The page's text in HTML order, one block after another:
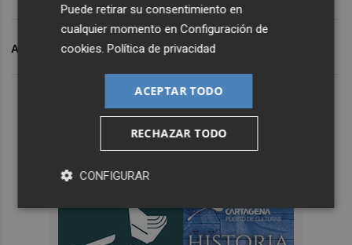
ARCHIVADO EN VOX
Puede retirar su consentimiento en
cualquier momento enConfiguración de
cookies.Política de privacidad
ACEPTAR TODO
RECHAZAR TODO
CONFIGURAR